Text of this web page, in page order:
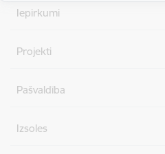
Iepirkumi
Projekti
Pašvaldība
Izsoles